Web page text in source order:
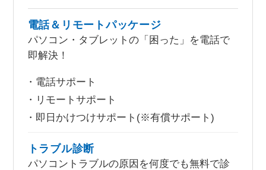
電話＆リモートパッケージ
パソコン・タブレットの「困った」を電話で
即解決！
電話サポート
リモートサポート
即日かけつけサポート(※有償サポート)
トラブル診断
パソコントラブルの原因を何度でも無料で診